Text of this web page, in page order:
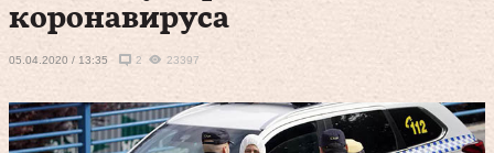
коронавируса
05.04.2020 / 13:35 2 23397